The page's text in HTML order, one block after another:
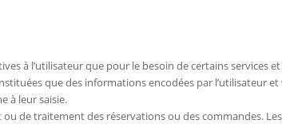
à l’utilisateur que pour le besoin de certains
que des informations encodées par l’utilisateur
à leur saisie.
de traitement des réservations ou des commandes.